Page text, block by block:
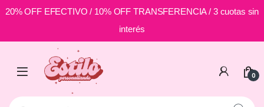
20% OFF EFECTIVO / 10% OFF TRANSFERENCIA / 3 cuotas sin
interés
Skip to navigation
0
Buscar por: